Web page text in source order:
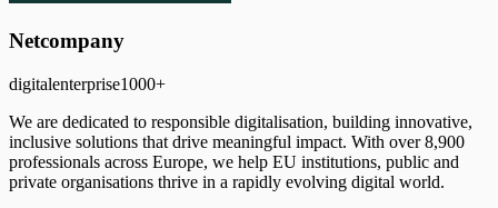
Netcompany
digitalenterprise1000+
We are dedicated to responsible digitalisation, building innovative,
inclusive solutions that drive meaningful impact. With over 8,900
professionals across Europe, we help EU institutions, public and
private organisations thrive in a rapidly evolving digital world.